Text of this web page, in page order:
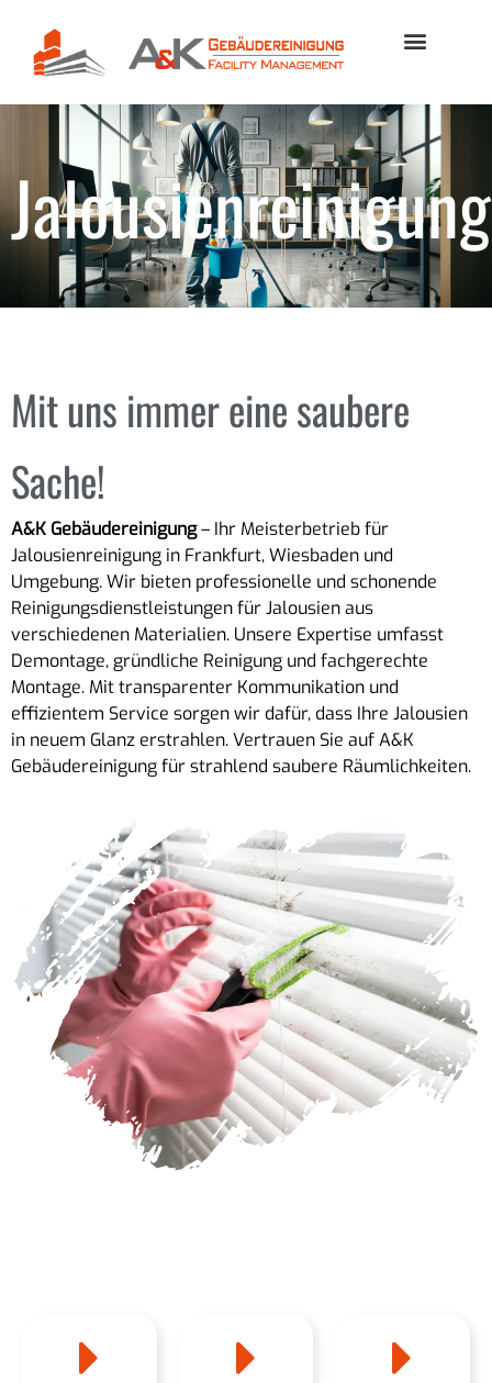
Jalousienreinigung
Mit uns immer eine saubere
Sache!
A&K Gebäudereinigung– Ihr Meisterbetrieb für
Jalousienreinigung in Frankfurt, Wiesbaden und
Umgebung. Wir bieten professionelle und schonende
Reinigungsdienstleistungen für Jalousien aus
verschiedenen Materialien. Unsere Expertise umfasst
Demontage, gründliche Reinigung und fachgerechte
Montage. Mit transparenter Kommunikation und
effizientem Service sorgen wir dafür, dass Ihre Jalousien
in neuem Glanz erstrahlen. Vertrauen Sie auf A&K
Gebäudereinigung für strahlend saubere Räumlichkeiten.